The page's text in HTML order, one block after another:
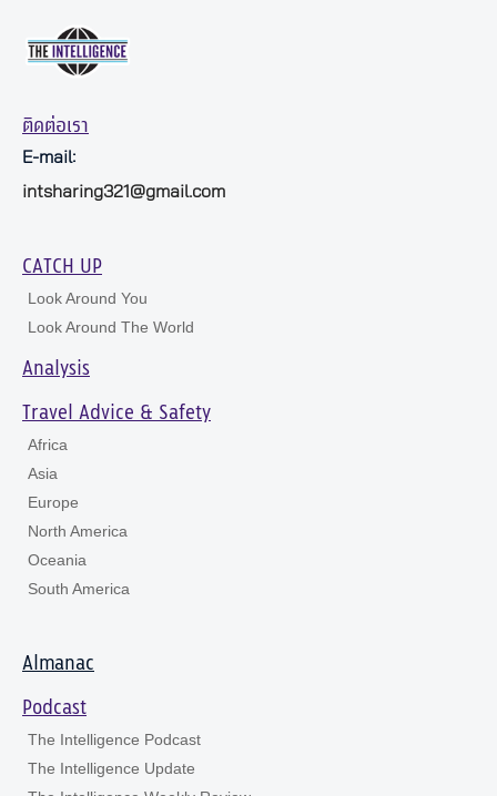
ติดต่อเรา
E-mail:
intsharing321@gmail.com
CATCH UP
Look Around You
Look Around The World
Analysis
Travel Advice & Safety
Africa
Asia
Europe
North America
Oceania
South America
Almanac
Podcast
The Intelligence Podcast
The Intelligence Update